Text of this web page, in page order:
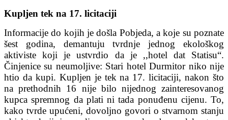
Kupljen tek na 17. licitaciji
Informacije do kojih je došla Pobjeda, a koje su poznate
šest godina, demantuju tvrdnje jednog ekološkog
aktiviste koji je ustvrdio da je ,,hotel dat Statisu“.
Činjenice su neumoljive: Stari hotel Durmitor niko nije
htio da kupi. Kupljen je tek na 17. licitaciji, nakon što
na prethodnih 16 nije bilo nijednog zainteresovanog
kupca spremnog da plati ni tada ponuđenu cijenu. To,
kako tvrde upućeni, dovoljno govori o stvarnom stanju